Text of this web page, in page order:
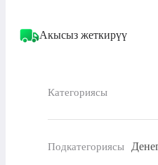
Акысыз жеткирүү
Категориясы
Подкатегориясы